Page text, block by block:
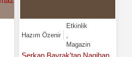
Hazım Özenir
Etkinlik
,
Magazin